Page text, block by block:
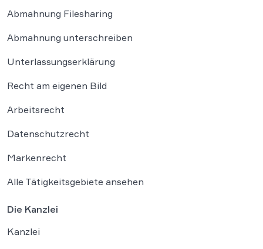
Abmahnung Filesharing
Abmahnung unterschreiben
Unterlassungserklärung
Recht am eigenen Bild
Arbeitsrecht
Datenschutzrecht
Markenrecht
Alle Tätigkeitsgebiete ansehen
Die Kanzlei
Kanzlei